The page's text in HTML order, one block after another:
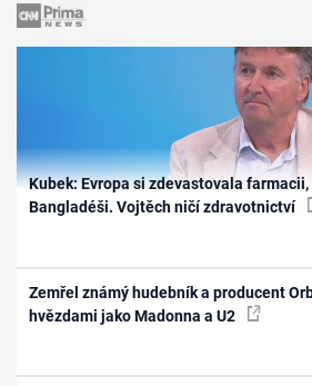
Kubek: Evropa si zdevastovala
Bangladéši. Vojtěch ničí zdravotnictví
Zemřel známý hudebník a producent
hvězdami jako Madonna a U2